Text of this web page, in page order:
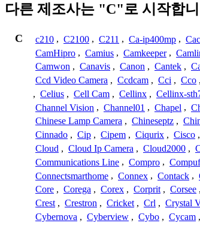
다른 제조사는 "C"로 시작합
C c210 , C2100 , C211 , Ca-ip400mp ,
CamHipro , Camius , Camkeeper ,
Camwon , Canavis , Canon , Cantek ,
Ccd Video Camera , Ccdcam , Cci , Cco ,
, Celius , Cell Cam , Cellinx , Cellinx-
Channel Vision , Channel01 , Chapel ,
Chinese Lamp Camera , Chineseptz ,
Cinnado , Cip , Cipem , Ciqurix , Cisco ,
Cloud , Cloud Ip Camera , Cloud2000 ,
Communications Line , Compro ,
Connectsmarthome , Connex , Contack ,
Core , Corega , Corex , Corprit , Corsee ,
Crest , Crestron , Cricket , Crl , Crystal
Cybernova , Cyberview , Cybo , Cycam ,